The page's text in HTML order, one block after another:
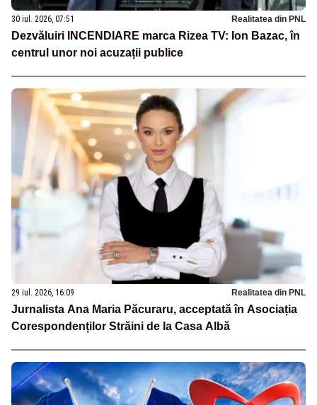
30 iul. 2026, 07:51 Realitatea din PNL
Dezvăluiri INCENDIARE marca Rizea TV: Ion Bazac, în
centrul unor noi acuzații publice
29 iul. 2026, 16:09 Realitatea din PNL
Jurnalista Ana Maria Păcuraru, acceptată în Asociația
Corespondenților Străini de la Casa Albă